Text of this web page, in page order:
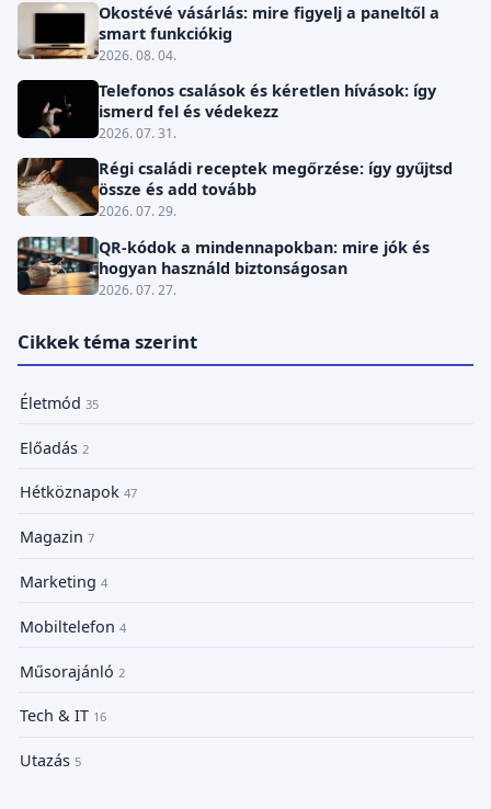
Okostévé vásárlás: mire figyelj a paneltől a
smart funkciókig
2026. 08. 04.
Telefonos csalások és kéretlen hívások: így
ismerd fel és védekezz
2026. 07. 31.
Régi családi receptek megőrzése: így gyűjtsd
össze és add tovább
2026. 07. 29.
QR-kódok a mindennapokban: mire jók és
hogyan használd biztonságosan
2026. 07. 27.
Cikkek téma szerint
Életmód 35
Előadás 2
Hétköznapok 47
Magazin 7
Marketing 4
Mobiltelefon 4
Műsorajánló 2
Tech & IT 16
Utazás 5